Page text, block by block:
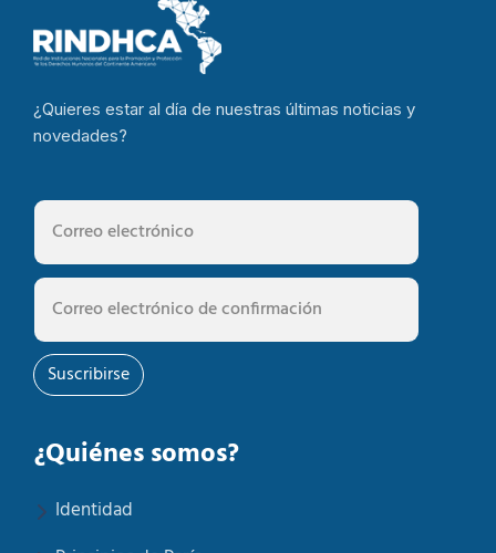
¿Quieres estar al día de nuestras últimas noticias y
novedades?
Suscribirse
¿Quiénes somos?
Identidad